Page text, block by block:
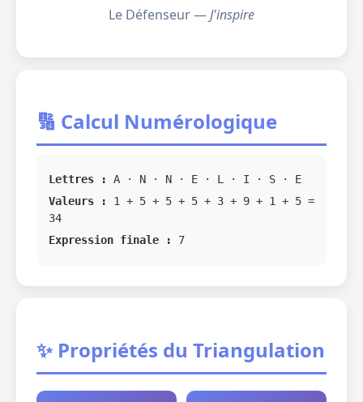
Le Défenseur —J'inspire
🔢 Calcul Numérologique
Lettres :
A · N · N · E · L · I · S · E
Valeurs :
1 + 5 + 5 + 5 + 3 + 9 + 1 + 5 =
34
Expression finale :
7
✨ Propriétés du Triangulation